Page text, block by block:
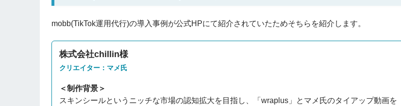
mobb(TikTok運用代行)の導入事例が公式HPにて紹介されていたためそちらを紹介します。
株式会社chillin様
クリエイター：マメ氏
＜制作背景＞
スキンシールというニッチな市場の認知拡大を目指し、「wraplus」とマメ氏のタイアップ動画を